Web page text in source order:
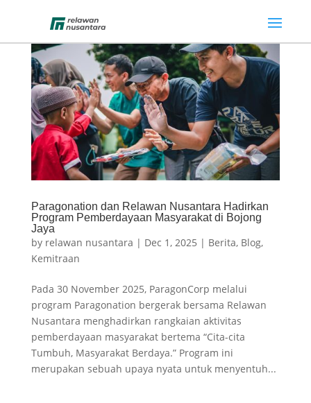
Paragonation dan Relawan Nusantara Hadirkan
Program Pemberdayaan Masyarakat di Bojong
Jaya
by relawan nusantara | Dec 1, 2025 | Berita, Blog,
Kemitraan
Pada 30 November 2025, ParagonCorp melalui
program Paragonation bergerak bersama Relawan
Nusantara menghadirkan rangkaian aktivitas
pemberdayaan masyarakat bertema “Cita-cita
Tumbuh, Masyarakat Berdaya.” Program ini
merupakan sebuah upaya nyata untuk menyentuh...